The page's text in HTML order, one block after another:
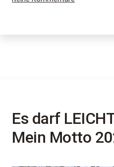
2025
Es darf
Mein Motto